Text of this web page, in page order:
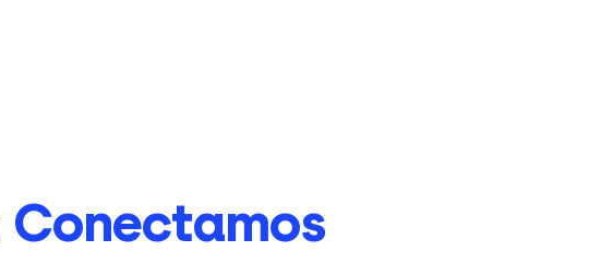
Conectamos